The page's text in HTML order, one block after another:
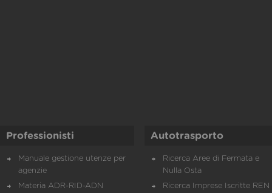
Professionisti
Manuale gestione utenze per
agenzie
Materia ADR-RID-ADN
Autotrasporto
Ricerca Aree di Fermata e
Nulla Osta
Ricerca Imprese Iscritte REN